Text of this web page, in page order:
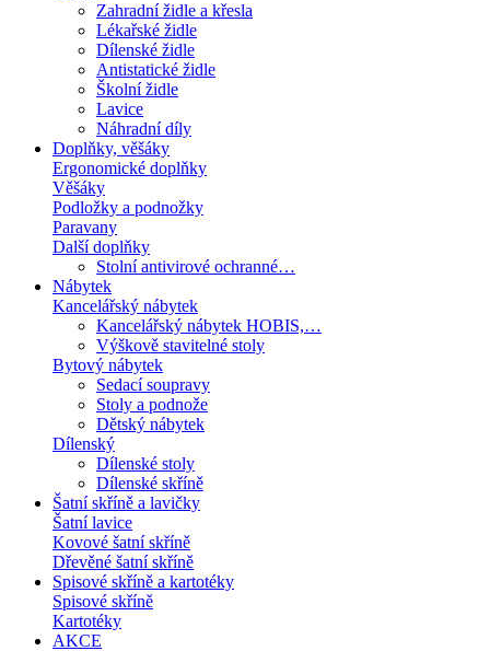
Zahradní židle a křesla
Lékařské židle
Dílenské židle
Antistatické židle
Školní židle
Lavice
Náhradní díly
Doplňky, věšáky
Ergonomické doplňky
Věšáky
Podložky a podnožky
Paravany
Další doplňky
Stolní antivirové ochranné…
Nábytek
Kancelářský nábytek
Kancelářský nábytek HOBIS,…
Výškově stavitelné stoly
Bytový nábytek
Sedací soupravy
Stoly a podnože
Dětský nábytek
Dílenský
Dílenské stoly
Dílenské skříně
Šatní skříně a lavičky
Šatní lavice
Kovové šatní skříně
Dřevěné šatní skříně
Spisové skříně a kartotéky
Spisové skříně
Kartotéky
AKCE